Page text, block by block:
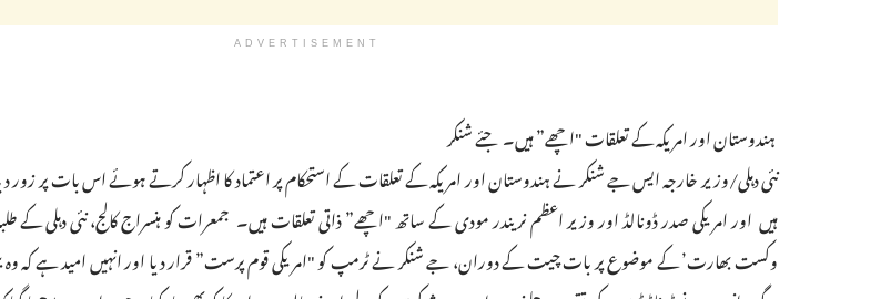
ADVERTISEMENT
ہندوستان اور امریکہ کے تعلقات "اچھے” ہیں۔ جئے شنکر
نئی دہلی/وزیر خارجہ ایس جے شنکر نے ہندوستان اور امریکہ کے تعلقات کے استحکام پر اعتماد کا اظہار کرتے ہوئے اس بات پر زور
ہیں اور امریکی صدر ڈونالڈ اور وزیر اعظم نریندر مودی کے ساتھ "اچھے” ذاتی تعلقات ہیں۔ جمعرات کو ہنسراج کالج، نئی دہلی کے
وکست بھارت’ کے موضوع پر بات چیت کے دوران، جے شنکر نے ٹرمپ کو "امریکی قوم پرست” قرار دیا اور انہیں امید ہے کہ